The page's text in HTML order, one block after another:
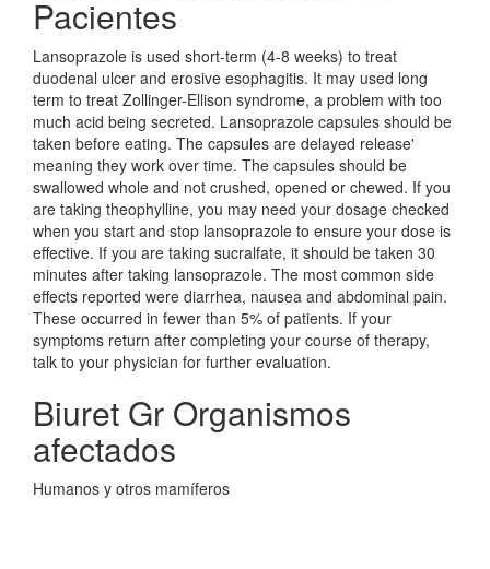
Pacientes
Lansoprazole is used short-term (4-8 weeks) to treat
duodenal ulcer and erosive esophagitis. It may used long
term to treat Zollinger-Ellison syndrome, a problem with too
much acid being secreted. Lansoprazole capsules should be
taken before eating. The capsules are delayed release'
meaning they work over time. The capsules should be
swallowed whole and not crushed, opened or chewed. If you
are taking theophylline, you may need your dosage checked
when you start and stop lansoprazole to ensure your dose is
effective. If you are taking sucralfate, it should be taken 30
minutes after taking lansoprazole. The most common side
effects reported were diarrhea, nausea and abdominal pain.
These occurred in fewer than 5% of patients. If your
symptoms return after completing your course of therapy,
talk to your physician for further evaluation.
Biuret Gr Organismos
afectados
Humanos y otros mamíferos